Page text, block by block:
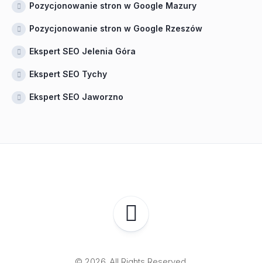
Pozycjonowanie stron w Google Mazury
Pozycjonowanie stron w Google Rzeszów
Ekspert SEO Jelenia Góra
Ekspert SEO Tychy
Ekspert SEO Jaworzno